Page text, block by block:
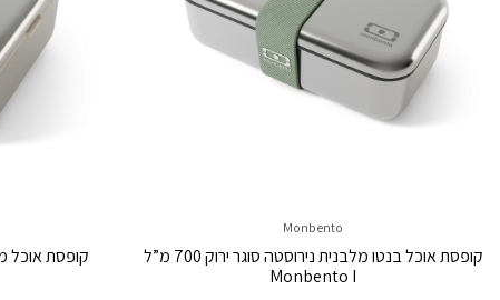
Monbento
קופסת אוכל בנטו מלבנית נירוסטה סוגר ירוק 700 מ”ל
Monbento I